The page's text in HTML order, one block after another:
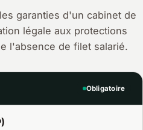
garanties d'un cabinet de
légale aux protections
l'absence de filet salarié.
Obligatoire